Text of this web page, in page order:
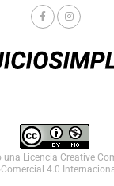
una Licencia Creative
4.0